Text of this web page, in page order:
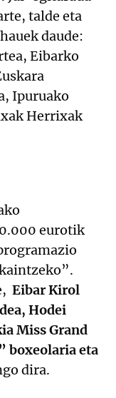
talde eta
daude:
Eibarko
Ipuruako
Herrixak
eurotik
Eibar Kirol
Hodei
Miss Grand
boxeolaria eta
dira.